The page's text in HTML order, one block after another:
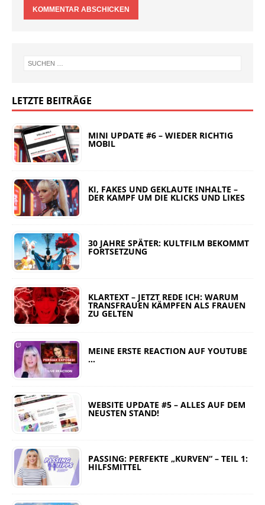
LETZTE BEITRÄGE
MINI UPDATE #6 – WIEDER RICHTIG
MOBIL
KI, FAKES UND GEKLAUTE INHALTE –
DER KAMPF UM DIE KLICKS UND LIKES
30 JAHRE SPÄTER: KULTFILM BEKOMMT
FORTSETZUNG
KLARTEXT – JETZT REDE ICH: WARUM
TRANSFRAUEN KÄMPFEN ALS FRAUEN
ZU GELTEN
MEINE ERSTE REACTION AUF YOUTUBE
…
WEBSITE UPDATE #5 – ALLES AUF DEM
NEUSTEN STAND!
PASSING: PERFEKTE „KURVEN“ – TEIL 1:
HILFSMITTEL